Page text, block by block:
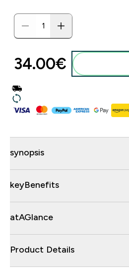
34.00€‎
synopsis
keyBenefits
atAGlance
Product Details